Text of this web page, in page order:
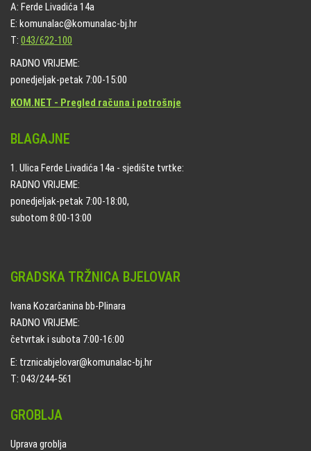
A: Ferde Livadića 14a
E: komunalac@komunalac-bj.hr
T: 043/622-100
RADNO VRIJEME:
ponedjeljak-petak 7:00-15:00
KOM.NET - Pregled računa i potrošnje
BLAGAJNE
1. Ulica Ferde Livadića 14a - sjedište tvrtke:
RADNO VRIJEME:
ponedjeljak-petak 7:00-18:00,
subotom 8:00-13:00
GRADSKA TRŽNICA BJELOVAR
Ivana Kozarčanina bb-Plinara
RADNO VRIJEME:
četvrtak i subota 7:00-16:00
E: trznicabjelovar@komunalac-bj.hr
T: 043/244-561
GROBLJA
Uprava groblja